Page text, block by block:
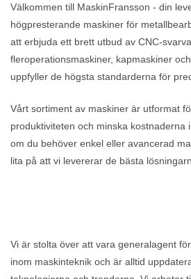
Välkommen till MaskinFransson - din
högpresterande maskiner för
att erbjuda ett brett utbud av CNC-
fleroperationsmaskiner, kapmaskiner
uppfyller de högsta standarderna för
Vårt sortiment av maskiner är utformat
produktiviteten och minska kostnaderna
om du behöver enkel eller avancerad
lita på att vi levererar de bästa
Vi är stolta över att vara generalagent
inom maskinteknik och är alltid